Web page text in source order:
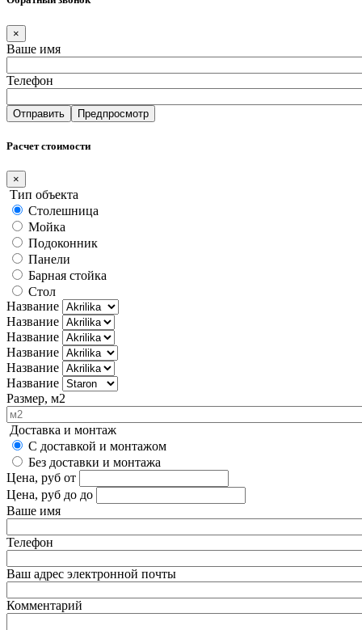
×
Ваше имя
Телефон
Расчет стоимости
×
Тип объекта
Столешница
Мойка
Подоконник
Панели
Барная стойка
Стол
Название
Название
Название
Название
Название
Название
Размер, м2
Доставка и монтаж
С доставкой и монтажом
Без доставки и монтажа
Цена, руб от
Цена, руб до до
Ваше имя
Телефон
Ваш адрес электронной почты
Комментарий